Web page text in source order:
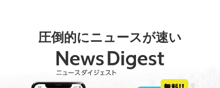
圧倒的にニュースが速い